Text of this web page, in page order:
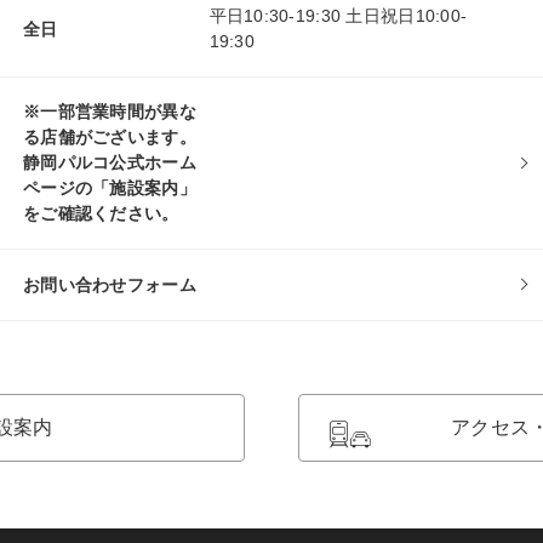
全日
平日10:30-19:30 土日祝日10:00-
19:30
※一部営業時間が異な
る店舗がございます。
静岡パルコ公式ホーム
ページの「施設案内」
をご確認ください。
お問い合わせフォーム
案内 アクセス